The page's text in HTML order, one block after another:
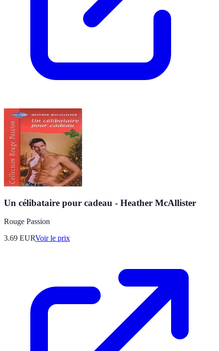
Un célibataire pour cadeau - Heather McAllister
Rouge Passion
3.69 EURVoir le prix